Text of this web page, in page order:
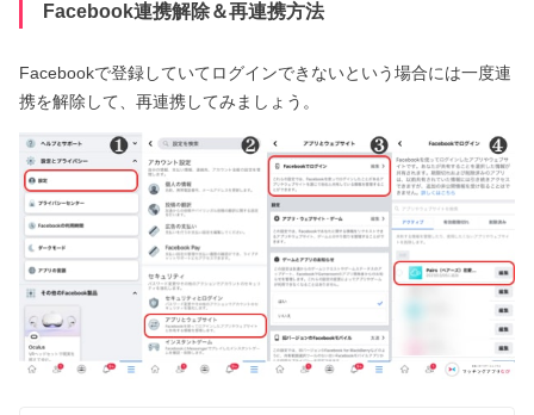
Facebook連携解除＆再連携方法
Facebookで登録していてログインできないという場合には一度連
携を解除して、再連携してみましょう。